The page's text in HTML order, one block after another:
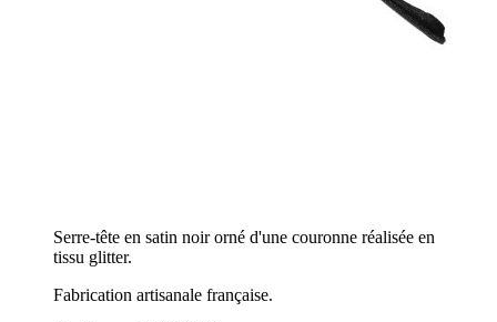
Serre-tête en satin noir orné d'une couronne réalisée en
tissu glitter.
Fabrication artisanale française.